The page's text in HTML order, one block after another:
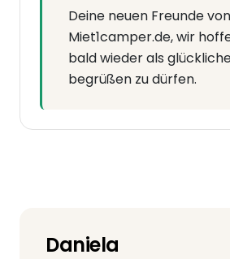
Deine neuen Freunde von
Miet1camper.de, wir
bald wieder als
begrüßen zu dürfen.
Daniela